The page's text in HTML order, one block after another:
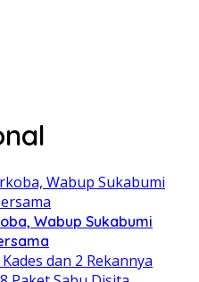
Wabup Sukabumi